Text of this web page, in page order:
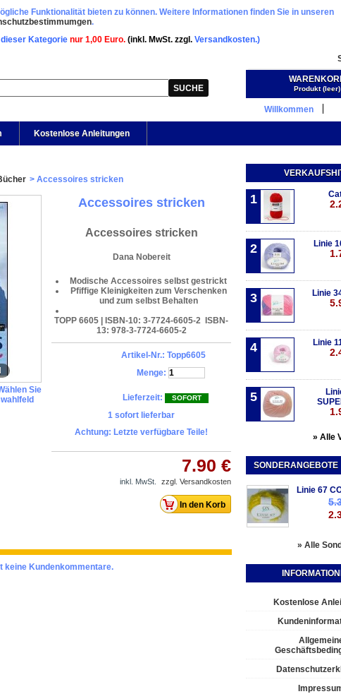
Funktionalität bieten zu können. Weitere Informationen finden Sie in unseren
.
Kategorie nur 1,00 Euro. (inkl. MwSt. zzgl. Versandkosten.)
Warenkorb:
Willkommen
Kostenlose Anleitungen
Produkt (leer)
> Accessoires stricken
Sie
Accessoires stricken
Accessoires stricken
Dana Nobereit
Modische Accessoires selbst gestrickt
Pfiffige Kleinigkeiten zum Verschenken
und zum selbst Behalten
TOPP 6605 | ISBN-10: 3-7724-6605-2 ISBN-
13: 978-3-7724-6605-2
Artikel-Nr.: Topp6605
Menge:
Lieferzeit: SOFORT
1 sofort lieferbar
Achtung: Letzte verfügbare Teile!
7.90 €
inkl. MwSt. zzgl. Versandkosten
keine Kundenkommentare.
1
2 Linie
3 Linie
4 Linie
5
» Alle
SONDERANGEBOTE
Linie 67
» Alle
Kostenlose